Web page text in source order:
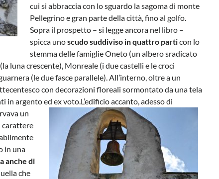
cui si abbraccia con lo sguardo la sagoma di monte
Pellegrino e gran parte della città, fino al golfo.
Sopra il prospetto – si legge ancora nel libro –
spicca unoscudo suddiviso in quattro particon lo
stemma delle famiglie Oneto (un albero sradicato
luna crescente), Monreale (i due castelli e le croci
(le due fasce parallele). All’interno, oltre a un
con decorazioni floreali sormontato da una tela
in argento ed ex voto. L’edificio accanto, adesso di
un
carattere
in una
anche di
che